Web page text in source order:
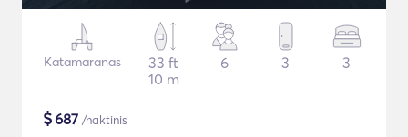
Katamaranas
33 ft
10 m
6 3 3
$687 /naktinis